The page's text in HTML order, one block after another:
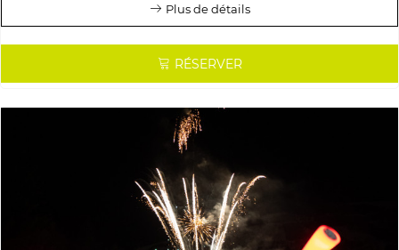
Plus de détails
RÉSERVER